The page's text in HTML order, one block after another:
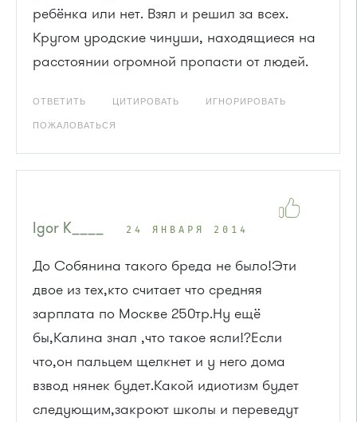
ребёнка или нет. Взял и решил за всех.
Кругом уродские чинуши, находящиеся на
расстоянии огромной пропасти от людей.
ОТВЕТИТЬ ЦИТИРОВАТЬ ИГНОРИРОВАТЬ
ПОЖАЛОВАТЬСЯ
Igor K____ 24 ЯНВАРЯ 2014
До Собянина такого бреда не было!Эти
двое из тех,кто считает что средняя
зарплата по Москве 250тр.Ну ещё
бы,Калина знал ,что такое ясли!?Если
что,он пальцем щелкнет и у него дома
взвод нянек будет.Какой идиотизм будет
следующим,закроют школы и переведут